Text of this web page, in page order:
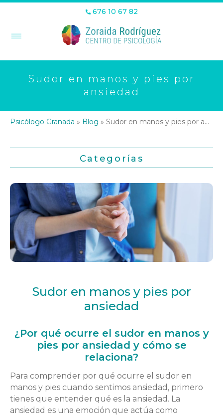
676 10 67 82
Sudor en manos y pies por
ansiedad
Psicólogo Granada » Blog » Sudor en manos y pies por ansiedad
Categorías
Sudor en manos y pies por
ansiedad
¿Por qué ocurre el sudor en manos y
pies por ansiedad y cómo se
relaciona?
Para comprender por qué ocurre el sudor en
manos y pies cuando sentimos ansiedad, primero
tienes que entender qué es la ansiedad. La
ansiedad es una emoción que actúa como